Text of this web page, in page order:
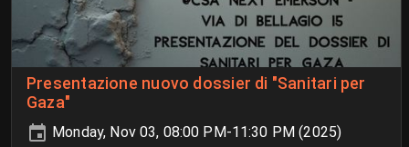
Presentazione nuovo dossier di "Sanitari per
Gaza"
Monday, Nov 03, 08:00 PM-11:30 PM (2025)